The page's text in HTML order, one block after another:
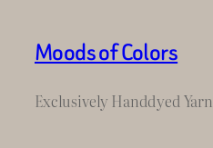
Moods of Colors
Exclusively Handdyed Yarn